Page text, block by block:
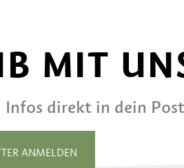
MIT
Infos direkt in dein
ANMELDEN